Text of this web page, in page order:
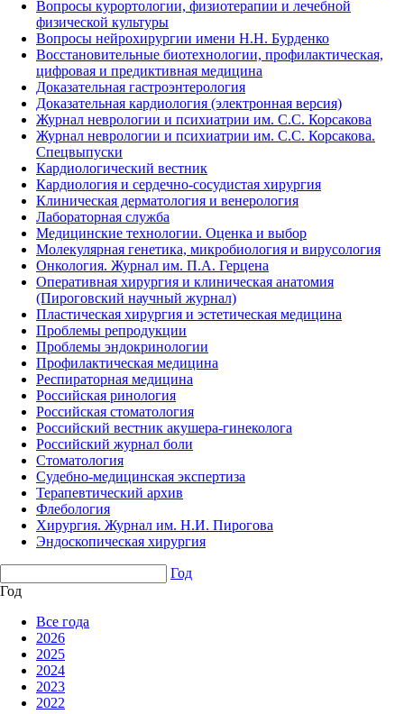
Вопросы курортологии, физиотерапии и лечебной
физической культуры
Вопросы нейрохирургии имени Н.Н. Бурденко
Восстановительные биотехнологии, профилактическая,
цифровая и предиктивная медицина
Доказательная гастроэнтерология
Доказательная кардиология (электронная версия)
Журнал неврологии и психиатрии им. С.С. Корсакова
Журнал неврологии и психиатрии им. С.С. Корсакова.
Спецвыпуски
Кардиологический вестник
Кардиология и сердечно-сосудистая хирургия
Клиническая дерматология и венерология
Лабораторная служба
Медицинские технологии. Оценка и выбор
Молекулярная генетика, микробиология и вирусология
Онкология. Журнал им. П.А. Герцена
Оперативная хирургия и клиническая анатомия
(Пироговский научный журнал)
Пластическая хирургия и эстетическая медицина
Проблемы репродукции
Проблемы эндокринологии
Профилактическая медицина
Респираторная медицина
Российская ринология
Российская стоматология
Российский вестник акушера-гинеколога
Российский журнал боли
Стоматология
Судебно-медицинская экспертиза
Терапевтический архив
Флебология
Хирургия. Журнал им. Н.И. Пирогова
Эндоскопическая хирургия
Год
Год
Все года
2026
2025
2024
2023
2022